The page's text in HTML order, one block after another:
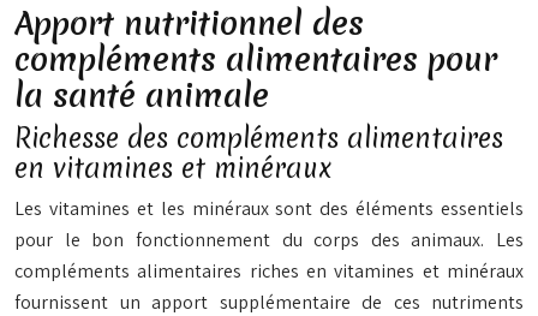
Apport nutritionnel des
compléments alimentaires pour
la santé animale
Richesse des compléments alimentaires
en vitamines et minéraux
Les vitamines et les minéraux sont des éléments essentiels
pour le bon fonctionnement du corps des animaux. Les
compléments alimentaires riches en vitamines et minéraux
fournissent un apport supplémentaire de ces nutriments